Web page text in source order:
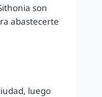
son
abastecerte
luego